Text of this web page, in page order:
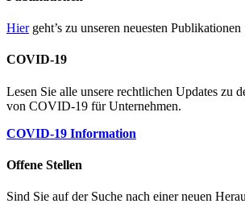
Hiergeht’s zu unseren neuesten Publikationen
COVID-19
Lesen Sie alle unsere rechtlichen Updates zu
von COVID-19 für Unternehmen.
COVID-19 Information
Offene Stellen
Sind Sie auf der Suche nach einer neuen